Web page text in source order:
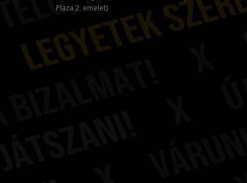
Plaza 2. emelet)